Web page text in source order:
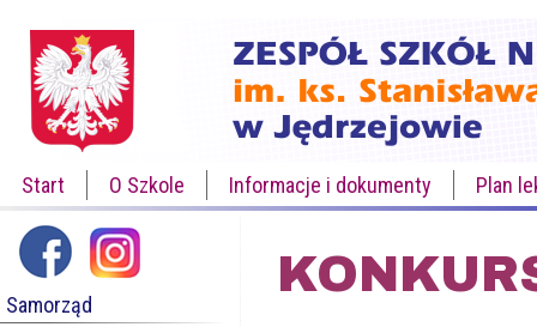
Start O Szkole Informacje i dokumenty Plan
Samorząd